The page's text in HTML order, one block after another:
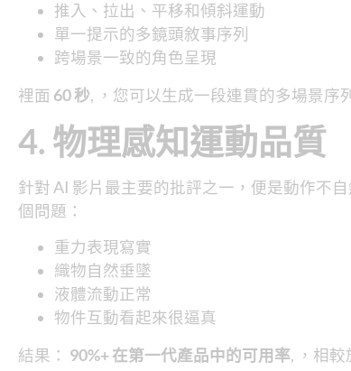
推入、拉出、平移和傾斜運動
單一提示的多鏡頭敘事序列
跨場景一致的角色呈現
裡面 60 秒, ，您可以生成一段連貫的多場景序列
4. 物理感知運動品質
針對 AI 影片最主要的批評之一，便是動作不
個問題：
重力表現寫實
織物自然垂墜
液體流動正常
物件互動看起來很逼真
結果： 90%+ 在第一代產品中的可用率, ，相